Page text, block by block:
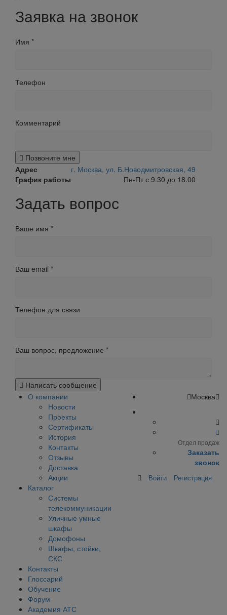
Заявка на звонок
Имя *
Телефон
Комментарий
Позвоните мне
Адрес
г. Москва, ул. Б.Новодмитровская, 49
График работы
Пн-Пт с 9.30 до 18.00
Задать вопрос
Ваше имя *
Ваш email *
Телефон для связи
Ваш вопрос, предложение *
Написать сообщение
О компании
Новости
Проекты
Сертификаты
История
Контакты
Отзывы
Доставка
Акции
Каталог
Системы
телекоммуникации
Уличные умные
шкафы
Домофоны
Шкафы, стойки,
СКС
Контакты
Глоссарий
Обучение
Форум
Академия АТС
Москва
Отдел продаж
Заказать
звонок
Войти Регистрация